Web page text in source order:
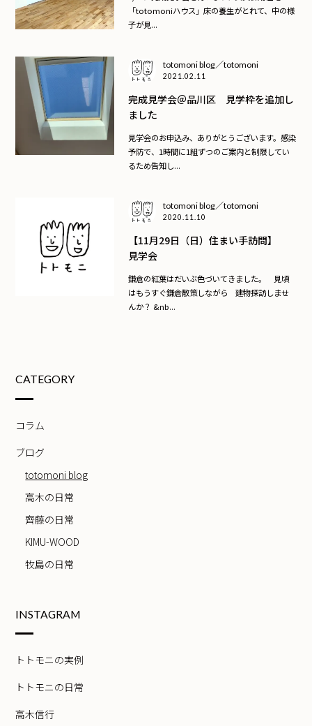
「totomoniハウス」床の養生がとれて、中の様
子が見...
totomoni blog／totomoni
2021.02.11
完成見学会＠品川区 見学枠を追加し
ました
見学会のお申込み、ありがとうございます。感染
予防で、1時間に1組ずつのご案内と制限してい
るため告知し...
totomoni blog／totomoni
2020.11.10
【11月29日（日）住まい手訪問】
見学会
鎌倉の紅葉はだいぶ色づいてきました。 見頃
はもうすぐ鎌倉散策しながら 建物探訪しませ
んか？ &nb...
CATEGORY
コラム
ブログ
totomoni blog
高木の日常
齊藤の日常
KIMU-WOOD
牧島の日常
INSTAGRAM
トトモニの実例
トトモニの日常
高木信行